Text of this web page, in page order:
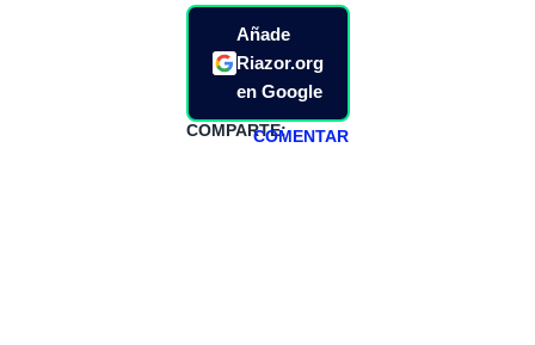
Añade
Riazor.org
en Google
COMPARTE:COMENTAR